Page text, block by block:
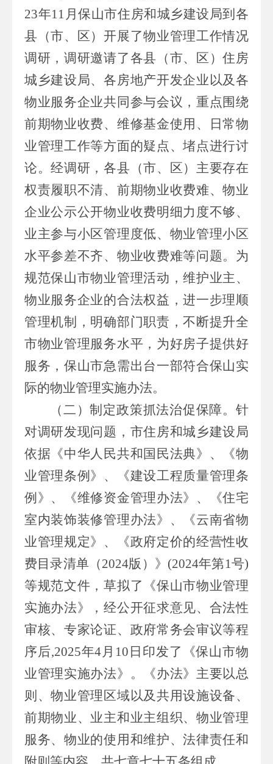
23年11 月保山市住房和城乡建设局到各
县（市、区）开展了物业管理工作情况
调研，调研邀请了各县（市、区）住房
城乡建设局、各房地产开发企业以及各
物业服务企业共同参与会议，重点围绕
前期物业收费、维修基金使用、日常物
业管理工作等方面的疑点、堵点进行讨
论。经调研，各县（市、区）主要存在
权责履职不清、前期物业收费难、物业
企业公示公开物业收费明细力度不够、
业主参与小区管理度低、物业管理小区
水平参差不齐、物业收费难等问题。为
规范保山市物业管理活动，维护业主、
物业服务企业的合法权益，进一步理顺
管理机制，明确部门职责，不断提升全
市物业管理服务水平，为好房子提供好
服务，保山市急需出台一部符合保山实
际的物业管理实施办法。
（二）制定政策抓法治促保障。 针
对调研发现问题，市住房和城乡建设局
依据 《中华人民共和国 民法典》、
《物
业管理条例》、
《建设工程质量管理条
例》、《维修资金管理办法》、《住宅
室内装饰装修管理办法》、
《云南省物
业管理规定》、
《政府定价的经营性收
费目录清单（2024版） 》 (2024年第1号)
等规范文件，草拟了《保山市物业管理
实施办法》，经公开征求意见、 合法性
审核、专家论证、政府常务会审议等程
序后,2025年4月 10 日印发了《保山市物
业管理实施办法》。《办法》主要以总
则、物业管理区域以及共用设施设备、
前期物业、 业主和业主组织、 物业管理
服务、物业的使用和维护、法律责任和